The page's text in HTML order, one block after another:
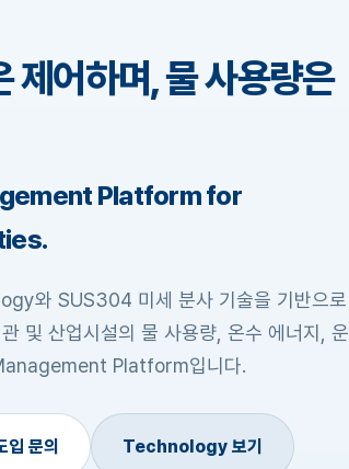
제어하며, 물 사용량은
Platform for
와 SUS304 미세 분사 기술을 기반으로
및 산업시설의 물 사용량, 온수 에너지, 운
Platform입니다.
입 문의 Technology 보기